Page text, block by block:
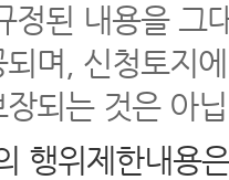
정된 내용을 그
며, 신청토지
되는 것은 아
행위제한내용